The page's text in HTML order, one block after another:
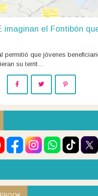
imaginan el Fontibón
permitió que jóvenes
su territ…